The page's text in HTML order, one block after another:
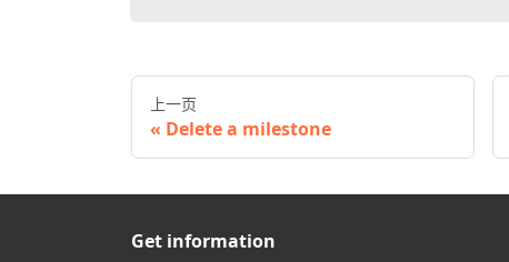
上一页
Delete a milestone
Get information